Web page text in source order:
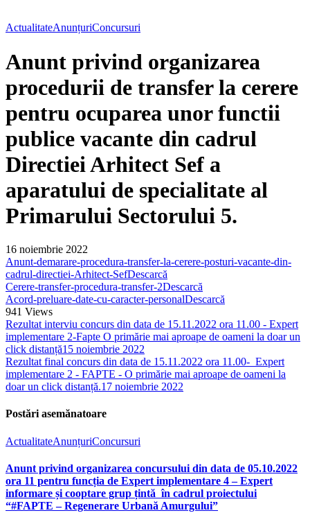
ActualitateAnunțuriConcursuri
Anunt privind organizarea
procedurii de transfer la cerere
pentru ocuparea unor functii
publice vacante din cadrul
Directiei Arhitect Sef a
aparatului de specialitate al
Primarului Sectorului 5.
16 noiembrie 2022
Anunt-demarare-procedura-transfer-la-cerere-posturi-vacante-din-
cadrul-directiei-Arhitect-SefDescarcă
Cerere-transfer-procedura-transfer-2Descarcă
Acord-preluare-date-cu-caracter-personalDescarcă
941 Views
Rezultat interviu concurs din data de 15.11.2022 ora 11.00 - Expert
implementare 2-Fapte O primărie mai aproape de oameni la doar un
click distanță15 noiembrie 2022
Rezultat final concurs din data de 15.11.2022 ora 11.00- Expert
implementare 2 - FAPTE - O primărie mai aproape de oameni la
doar un click distanță.17 noiembrie 2022
Postări asemănatoare
ActualitateAnunțuriConcursuri
Anunt privind organizarea concursului din data de 05.10.2022
ora 11 pentru funcția de Expert implementare 4 – Expert
informare și cooptare grup țintă în cadrul proiectului
“#FAPTE – Regenerare Urbană Amurgului”